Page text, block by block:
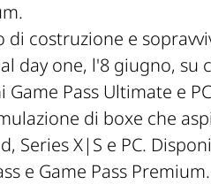
di costruzione e
day one, l'8 giugno, su
Pass Ultimate e
di boxe che
Series X|S e PC.
e Game Pass Premium.